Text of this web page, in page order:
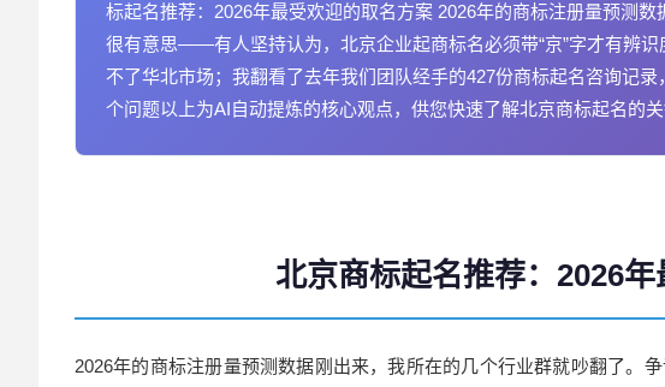
标起名推荐：2026年最受欢迎的取名方案 2026年的商标注册量预测
很有意思——有人坚持认为，北京企业起商标名必须带“京”字才有辨
不了华北市场；我翻看了去年我们团队经手的427份商标起名咨询记
个问题以上为AI自动提炼的核心观点，供您快速了解北京商标起名的关
北京商标起名推荐：2026
2026年的商标注册量预测数据刚出来，我所在的几个行业群就吵翻了